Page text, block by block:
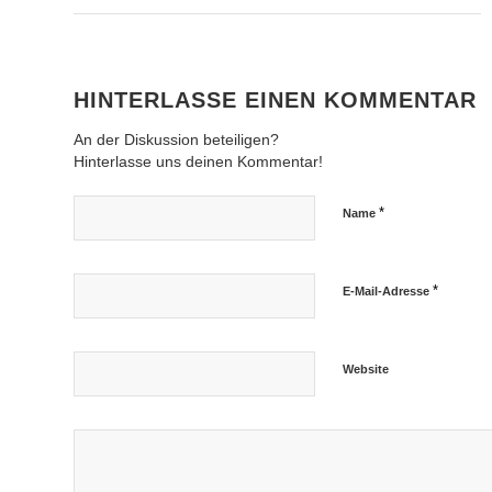
HINTERLASSE EINEN KOMMENTAR
An der Diskussion beteiligen?
Hinterlasse uns deinen Kommentar!
Name *
E-Mail-Adresse *
Website